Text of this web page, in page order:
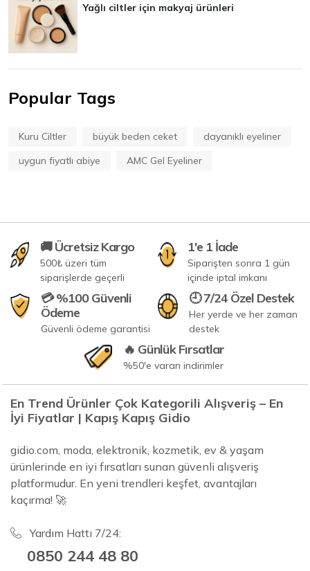
Yağlı ciltler için makyaj ürünleri
Popular Tags
Kuru Ciltler büyük beden ceket
dayanıklı eyeliner
uygun fiyatlı abiye
AMC Gel Eyeliner
🚚 Ücretsiz Kargo
500₺ üzeri tüm
siparişlerde geçerli
1'e 1 İade
Siparişten sonra 1 gün
içinde iptal imkanı
💳 %100 Güvenli
Ödeme
Güvenli ödeme garantisi
🕘 7/24 Özel Destek
Her yerde ve her zaman
destek
🔥 Günlük Fırsatlar
%50'e varan indirimler
En Trend Ürünler Çok Kategorili Alışveriş – En
İyi Fiyatlar | Kapış Kapış Gidio
gidio.com, moda, elektronik, kozmetik, ev & yaşam
ürünlerinde en iyi fırsatları sunan güvenli alışveriş
platformudur. En yeni trendleri keşfet, avantajları
kaçırma! 🚀
Yardım Hattı 7/24:
0850 244 48 80